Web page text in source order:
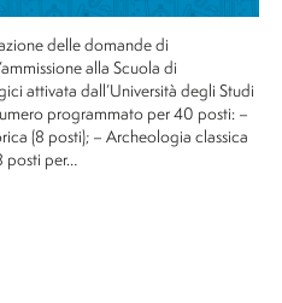
delle domande di
alla Scuola di
attivata dall’Università degli Studi
programmato per 40 posti: –
(8 posti); – Archeologia classica
posti per…